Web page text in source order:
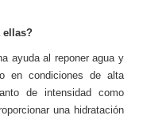
ellas?
ayuda al reponer agua y
en condiciones de alta
de intensidad como
una hidratación